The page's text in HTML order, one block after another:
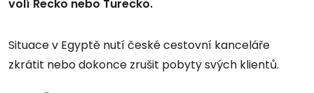
volí Řecko nebo Turecko.
Situace v Egyptě nutí české cestovní kanceláře
zkrátit nebo dokonce zrušit pobyty svých klientů.